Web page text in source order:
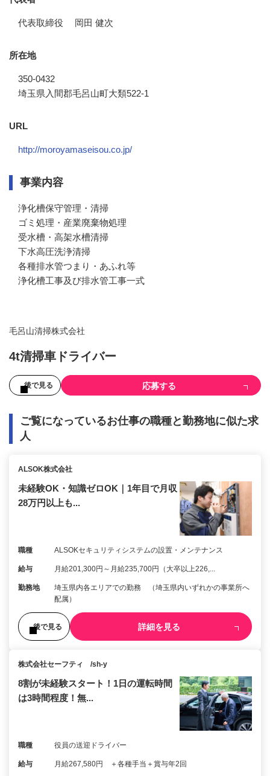
代表取締役 岡田 健次
所在地
350-0432
埼玉県入間郡毛呂山町大類522-1
URL
http://moroyamaseisou.co.jp/
事業内容
浄化槽保守管理・清掃
ゴミ処理・産業廃棄物処理
受水槽・高架水槽清掃
下水高圧洗浄清掃
各種排水管つまり・あふれ等
浄化槽工事及び排水管工事一式
毛呂山清掃株式会社
4t清掃車ドライバー
後で見る 応募する
ご覧になっているお仕事の職種と勤務地に似た求
人
ALSOK株式会社
未経験OK・知識ゼロOK｜1年目で月収
28万円以上も...
職種 ALSOKセキュリティシステムの設置・メンテナンス
給与 月給201,300円～月給235,700円（大卒以上226,...
勤務地
埼玉県内各エリアでの勤務 （埼玉県内いずれかの事業所へ
配属）
後で見る 詳細を見る
株式会社セーフティ /sh-y
8割が未経験スタート！1日の運転時間
は3時間程度！無...
職種 役員の送迎ドライバー
給与 月給267,580円 ＋各種手当＋賞与年2回